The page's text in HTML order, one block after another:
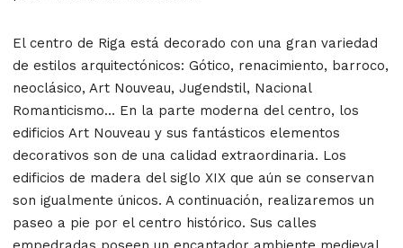
El centro de Riga está decorado con una gran variedad
de estilos arquitectónicos: Gótico, renacimiento, barroco,
neoclásico, Art Nouveau, Jugendstil, Nacional
Romanticismo… En la parte moderna del centro, los
edificios Art Nouveau y sus fantásticos elementos
decorativos son de una calidad extraordinaria. Los
edificios de madera del siglo XIX que aún se conservan
son igualmente únicos. A continuación, realizaremos un
paseo a pie por el centro histórico. Sus calles